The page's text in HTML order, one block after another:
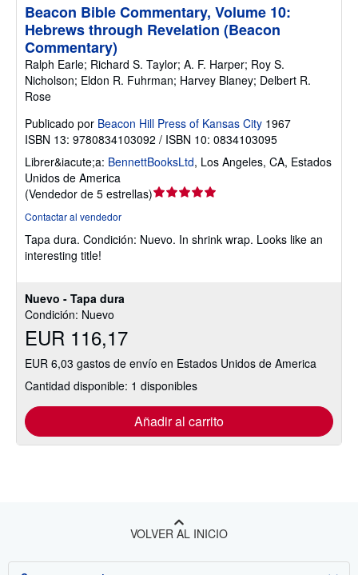
Nuevo - Tapa dura
Condición: Nuevo
EUR 116,17
EUR 6,03 gastos de envío en Estados Unidos de America
Cantidad disponible: 1 disponibles
Añadir al carrito
Beacon Bible Commentary, Volume 10:
Hebrews through Revelation (Beacon
Commentary)
Ralph Earle; Richard S. Taylor; A. F. Harper; Roy S.
Nicholson; Eldon R. Fuhrman; Harvey Blaney; Delbert R.
Rose
Publicado por Beacon Hill Press of Kansas City 1967
ISBN 13: 9780834103092 / ISBN 10: 0834103095
Librer&iacute;a: BennettBooksLtd, Los Angeles, CA, Estados
Unidos de America
(Vendedor de 5 estrellas)Calificación
5
Contactar al vendedor
Tapa dura. Condición: Nuevo. In shrink wrap. Looks like an
interesting title!
VOLVER AL INICIO